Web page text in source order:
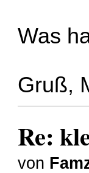
Was
Gruß,
Re:
von